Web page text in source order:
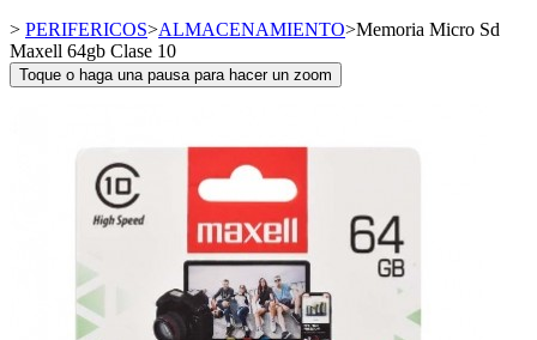
> PERIFERICOS>ALMACENAMIENTO>Memoria Micro Sd
Maxell 64gb Clase 10
Toque o haga una pausa para hacer un zoom